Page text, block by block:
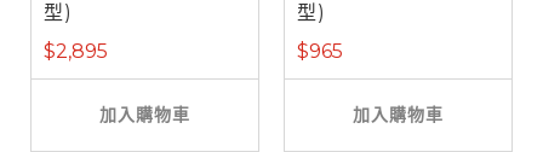
型)
$2,895
加入購物車
型)
$965
加入購物車